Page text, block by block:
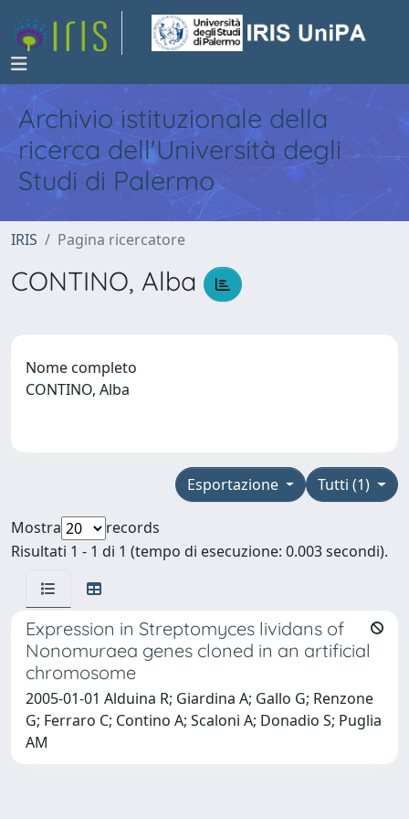
Archivio istituzionale della
ricerca dell'Università degli
Studi di Palermo
IRIS Pagina ricercatore
CONTINO, Alba
Nome completo
CONTINO, Alba
Tutti (1)
Esportazione
Mostra
records
Risultati 1 - 1 di 1 (tempo di esecuzione: 0.003 secondi).
Expression in Streptomyces lividans of
Nonomuraea genes cloned in an artificial
chromosome
2005-01-01 Alduina R; Giardina A; Gallo G; Renzone
G; Ferraro C; Contino A; Scaloni A; Donadio S; Puglia
AM